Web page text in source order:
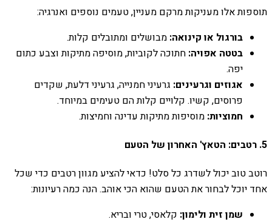
תוספות אלו מעניקות מרקם מעניין, טעמים נוספים ואנרגיה:
בורגול או קינואה: מבושלים ומתובלים קלות.
בטטה אפויה: חתוכה לקוביות, מוסיפה מתיקות וצבע כתום
יפה.
אגוזים וגרעינים: גרעיני חמנייה, גרעיני דלעת, שקדים
פרוסים, קשיו. קלויים קלות הם טעימים במיוחד.
חמוציות: מוסיפות מתיקות עדינה וחמיצות.
5. רטבים: הטאץ' האחרון של הטעם
רוטב טוב יכול לשדרג כל סלט! כדאי להציע מגוון רטבים כדי שכל
אחד יוכל לבחור את הטעם שהוא הכי אוהב. הנה כמה רעיונות:
שמן זית ולימון: קלאסי, טרי ובריא.